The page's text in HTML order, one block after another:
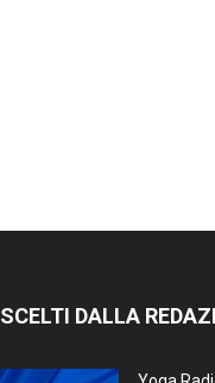
SCELTI DALLA